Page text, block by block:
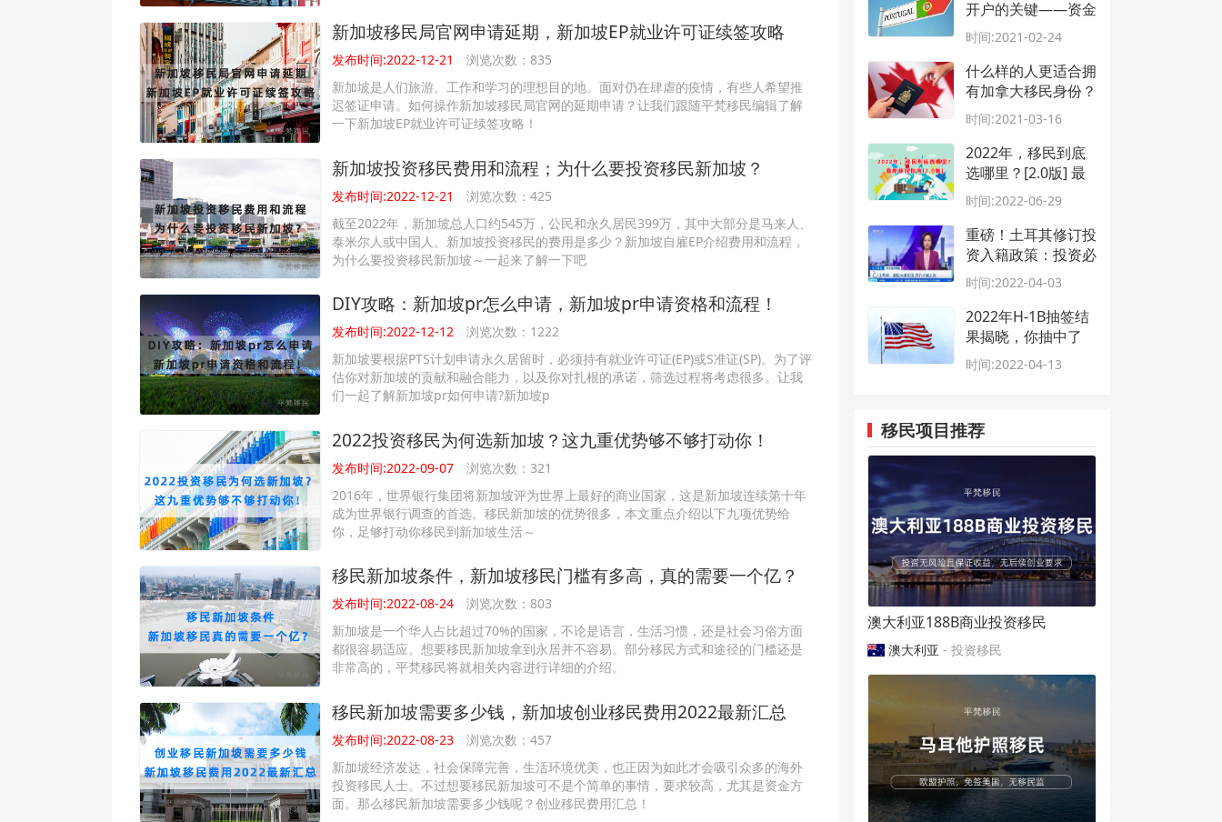
新加坡移民局官网申请延期，新加坡EP就业许可证续签攻略
发布时间:2022-12-21
浏览次数：835
新加坡是人们旅游、工作和学习的理想目的地。面对仍在肆虐的疫情，有些人希望推
迟签证申请。如何操作新加坡移民局官网的延期申请？让我们跟随平梵移民编辑了解
一下新加坡EP就业许可证续签攻略！
新加坡投资移民费用和流程；为什么要投资移民新加坡？
发布时间:2022-12-21
浏览次数：425
截至2022年，新加坡总人口约545万，公民和永久居民399万，其中大部分是马来人、
泰米尔人或中国人。新加坡投资移民的费用是多少？新加坡自雇EP介绍费用和流程，
为什么要投资移民新加坡～一起来了解一下吧
DIY攻略：新加坡pr怎么申请，新加坡pr申请资格和流程！
发布时间:2022-12-12
浏览次数：1222
新加坡要根据PTS计划申请永久居留时，必须持有就业许可证(EP)或S准证(SP)。为了评
估你对新加坡的贡献和融合能力，以及你对扎根的承诺，筛选过程将考虑很多。让我
们一起了解新加坡pr如何申请?新加坡p
2022投资移民为何选新加坡？这九重优势够不够打动你！
发布时间:2022-09-07
浏览次数：321
2016年，世界银行集团将新加坡评为世界上最好的商业国家，这是新加坡连续第十年
成为世界银行调查的首选。移民新加坡的优势很多，本文重点介绍以下九项优势给
你，足够打动你移民到新加坡生活～
移民新加坡条件，新加坡移民门槛有多高，真的需要一个亿？
发布时间:2022-08-24
浏览次数：803
新加坡是一个华人占比超过70%的国家，不论是语言，生活习惯，还是社会习俗方面
都很容易适应。想要移民新加坡拿到永居并不容易。部分移民方式和途径的门槛还是
非常高的，平梵移民将就相关内容进行详细的介绍。
移民新加坡需要多少钱，新加坡创业移民费用2022最新汇总
发布时间:2022-08-23
浏览次数：457
新加坡经济发达，社会保障完善，生活环境优美，也正因为如此才会吸引众多的海外
投资移民人士。不过想要移民新加坡可不是个简单的事情，要求较高，尤其是资金方
面。那么移民新加坡需要多少钱呢？创业移民费用汇总！
开户的关键——资金
来源证明
时间:2021-02-24
什么样的人更适合拥
有加拿大移民身份？
时间:2021-03-16
2022年，移民到底
选哪里？[2.0版] 最
新移民指南
时间:2022-06-29
重磅！土耳其修订投
资入籍政策：投资必
须以土耳其里拉完
成！
时间:2022-04-03
2022年H-1B抽签结
果揭晓，你抽中了
吗？
时间:2022-04-13
移民项目推荐
澳大利亚188B商业投资移民
澳大利亚 - 投资移民